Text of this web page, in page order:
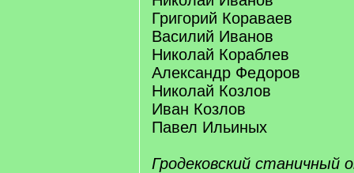
Григорий Кораваев
Василий Иванов
Николай Кораблев
Александр Федоров
Николай Козлов
Иван Козлов
Павел Ильиных
Гродековский станичный